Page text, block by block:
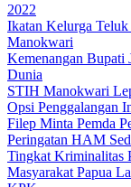
2022
Ikatan Kelurga
Manokwari
Kemenangan Bupati
Dunia
STIH Manokwari
Opsi Penggalangan
Filep Minta Pemda
Peringatan HAM
Tingkat Kriminalitas
Masyarakat Papua